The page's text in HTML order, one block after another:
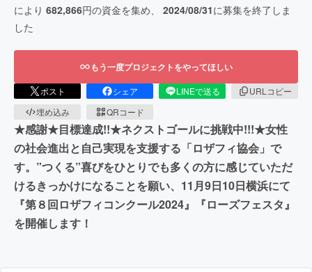
により 682,866円の資金を集め、 2024/08/31に募集を終了しま
した
もう一度プロジェクトをやってほしい
ポスト シェア LINEで送る
URLコピー
埋め込み
QRコード
★感謝★目標達成!!★ネクストゴールに挑戦中!!!★女性
の社会進出と自己実現を支援する「ロザフィ協会」で
す。”つくる”喜びをひとりでも多くの方に感じていただ
けるきっかけになることを願い、11月9日10日横浜にて
『第８回ロザフィコンクール2024』『ローズフェスタ』
を開催します！